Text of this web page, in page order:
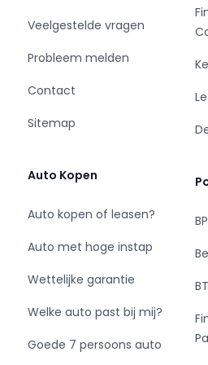
- Aantal cilinders: 3
- Vermogen: 96 kW / 131pk
- Aantal zitplaatsen: 5
- BTW/Marge: BTW
- Aantal sleutels: 2
Pakket: Pack City
- Parkeer assistent
Veelgestelde vragen
Probleem melden
Contact
Sitemap
Auto Kopen
Auto kopen of leasen?
Auto met hoge instap
Wettelijke garantie
Welke auto past bij mij?
Goede 7 persoons auto